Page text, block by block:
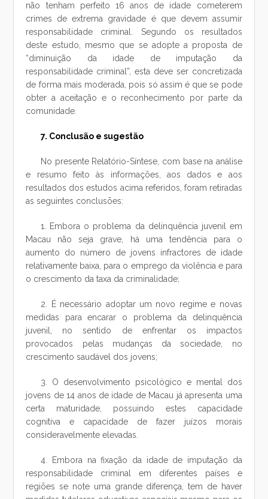
não tenham perfeito 16 anos de idade cometerem
crimes de extrema gravidade é que devem assumir
responsabilidade criminal. Segundo os resultados
deste estudo, mesmo que se adopte a proposta de
“diminuição da idade de imputação da
responsabilidade criminal”, esta deve ser concretizada
de forma mais moderada, pois só assim é que se pode
obter a aceitação e o reconhecimento por parte da
comunidade.
7. Conclusão e sugestão
No presente Relatório-Síntese, com base na análise
e resumo feito às informações, aos dados e aos
resultados dos estudos acima referidos, foram retiradas
as seguintes conclusões:
1. Embora o problema da delinquência juvenil em
Macau não seja grave, há uma tendência para o
aumento do número de jovens infractores de idade
relativamente baixa, para o emprego da violência e para
o crescimento da taxa da criminalidade;
2. É necessário adoptar um novo regime e novas
medidas para encarar o problema da delinquência
juvenil, no sentido de enfrentar os impactos
provocados pelas mudanças da sociedade, no
crescimento saudável dos jovens;
3. O desenvolvimento psicológico e mental dos
jovens de 14 anos de idade de Macau já apresenta uma
certa maturidade, possuindo estes capacidade
cognitiva e capacidade de fazer juízos morais
consideravelmente elevadas.
4. Embora na fixação da idade de imputação da
responsabilidade criminal em diferentes países e
regiões se note uma grande diferença, tem de haver